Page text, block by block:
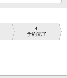
4
予約完了